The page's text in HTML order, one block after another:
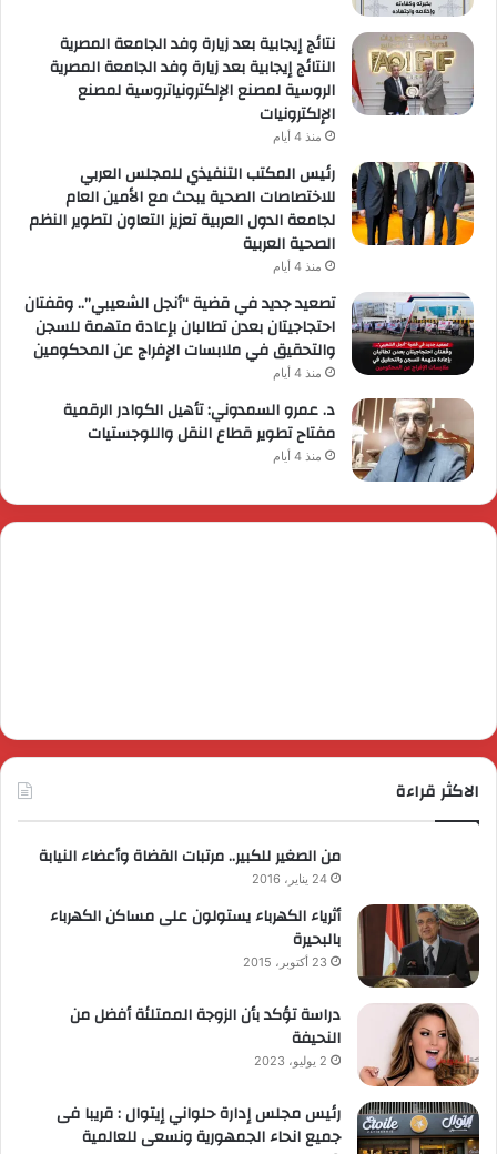
نتائج إيجابية بعد زيارة وفد الجامعة المصرية
النتائج إيجابية بعد زيارة وفد الجامعة المصرية
الروسية لمصنع الإلكترونياتروسية لمصنع
الإلكترونيات
منذ 4 أيام
رئيس المكتب التنفيذي للمجلس العربي
للاختصاصات الصحية يبحث مع الأمين العام
لجامعة الدول العربية تعزيز التعاون لتطوير النظم
الصحية العربية
منذ 4 أيام
تصعيد جديد في قضية “أنجل الشعيبي”.. وقفتان
احتجاجيتان بعدن تطالبان بإعادة متهمة للسجن
والتحقيق في ملابسات الإفراج عن المحكومين
منذ 4 أيام
د. عمرو السمدوني: تأهيل الكوادر الرقمية
مفتاح تطوير قطاع النقل واللوجستيات
منذ 4 أيام
الاكثر قراءة
من الصغير للكبير.. مرتبات القضاة وأعضاء النيابة
24 يناير، 2016
أثرياء الكهرباء يستولون على مساكن الكهرباء
بالبحيرة
23 أكتوبر، 2015
دراسة تؤكد بأن الزوجة الممتلئة أفضل من
النحيفة
2 يوليو، 2023
رئيس مجلس إدارة حلواني إيتوال : قريبا فى
جميع انحاء الجمهورية ونسعى للعالمية